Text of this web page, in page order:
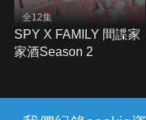
全12集
SPY X FAMILY 間諜家
家酒Season 2